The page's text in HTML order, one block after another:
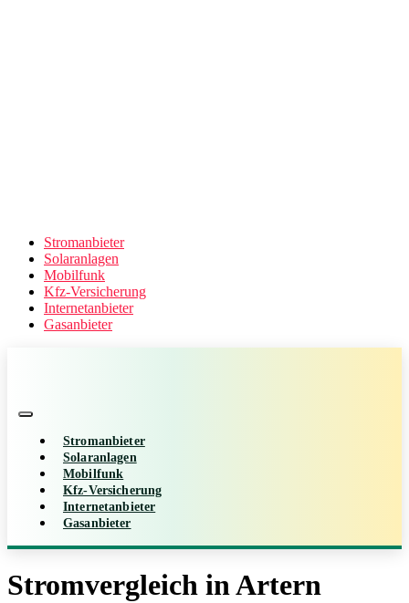
Stromanbieter
Solaranlagen
Mobilfunk
Kfz-Versicherung
Internetanbieter
Gasanbieter
Stromanbieter
Solaranlagen
Mobilfunk
Kfz-Versicherung
Internetanbieter
Gasanbieter
Stromvergleich in Artern